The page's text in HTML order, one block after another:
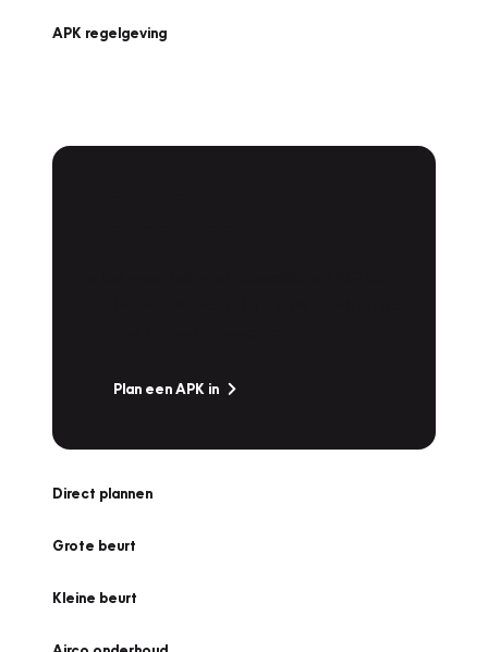
APK regelgeving
Plan een APK in
Direct plannen
Grote beurt
Kleine beurt